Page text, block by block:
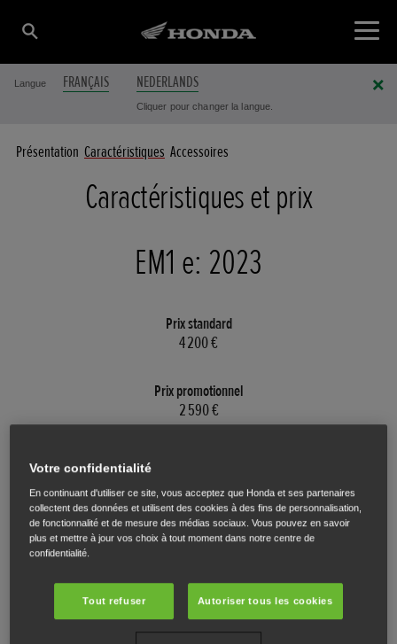
Langue FRANÇAIS NEDERLANDS
Cliquer pour changer la langue.
Présentation Caractéristiques Accessoires
Caractéristiques et prix
EM1 e: 2023
Prix standard
4 200 €
Prix promotionnel
2 590 €
Votre confidentialité
En continuant d'utiliser ce site, vous acceptez que Honda et ses partenaires
collectent des données et utilisent des cookies à des fins de personnalisation,
de fonctionnalité et de mesure des médias sociaux. Vous pouvez en savoir
plus et mettre à jour vos choix à tout moment dans notre centre de
confidentialité.
Tout refuser Autoriser tous les cookies